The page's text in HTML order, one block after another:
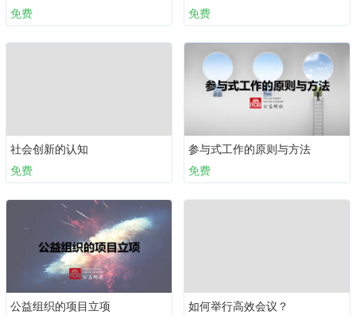
免费
免费
社会创新的认知
免费
参与式工作的原则与方法
免费
公益组织的项目立项
如何举行高效会议？